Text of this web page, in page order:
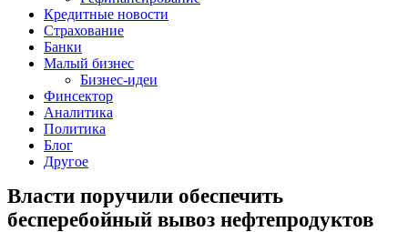
Кредитные новости
Страхование
Банки
Малый бизнес
Бизнес-идеи
Финсектор
Аналитика
Политика
Блог
Другое
Власти поручили обеспечить
бесперебойный вывоз нефтепродуктов